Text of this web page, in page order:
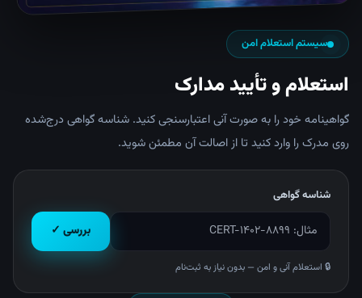
سیستم استعلام امن
استعلام و تأیید مدارک
گواهینامه خود را به صورت آنی اعتبارسنجی کنید. شناسه گواهی درج‌شده
روی مدرک را وارد کنید تا از اصالت آن مطمئن شوید.
شناسه گواهی
بررسی ✓
🔒 استعلام آنی و امن — بدون نیاز به ثبت‌نام